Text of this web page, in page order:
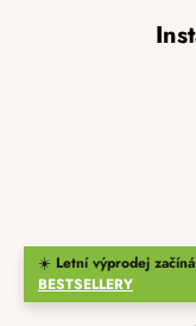
☀️ Letní výprodej
BESTSELLERY